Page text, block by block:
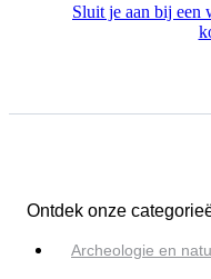
Sluit je aan bij een
Ontdek onze
Archeologie en